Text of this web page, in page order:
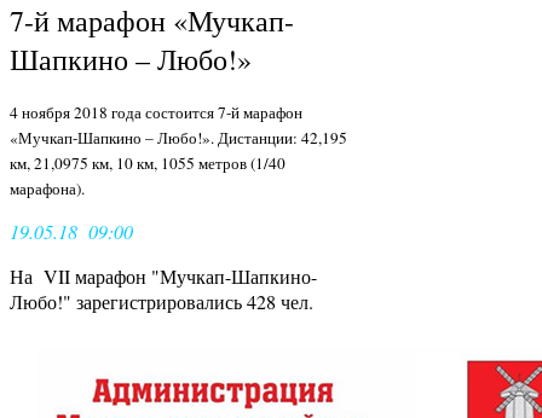
7-й марафон «Мучкап-
Шапкино – Любо!»
4 ноября 2018 года состоится 7-й марафон
«Мучкап-Шапкино – Любо!». Дистанции: 42,195
км, 21,0975 км, 10 км, 1055 метров (1/40
марафона).
19.05.18 09:00
На VII марафон "Мучкап-Шапкино-
Любо!" зарегистрировались 428 чел.